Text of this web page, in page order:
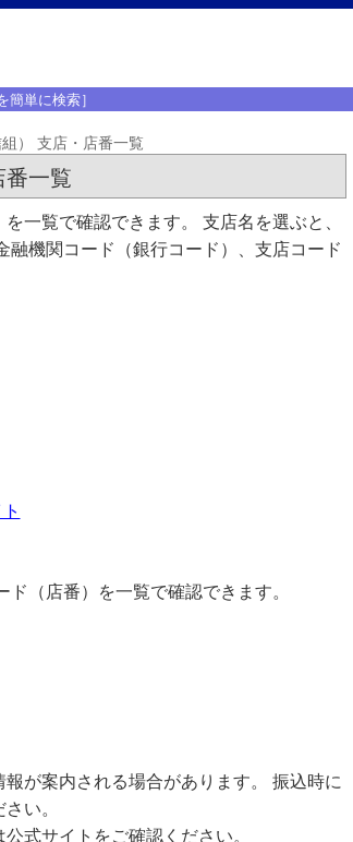
単に検索］
） 支店・店番一覧
番一覧
一覧で確認できます。 支店名を選ぶと、
機関コード（銀行コード）、支店コード
（店番）を一覧で確認できます。
が案内される場合があります。 振込時に
い。
式サイトをご確認ください。